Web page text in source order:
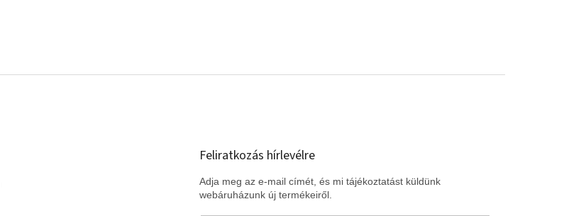
Feliratkozás hírlevélre
Adja meg az e-mail címét, és mi tájékoztatást küldünk
webáruházunk új termékeiről.